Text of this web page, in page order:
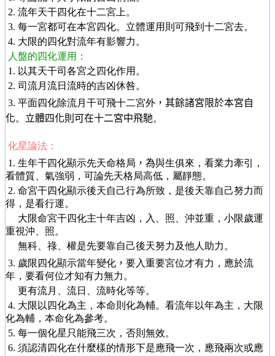
2. 流年天干四化在十二宮上。
3. 每一宮都可在本宮四化。立體運用則可飛到十二宮去。
4. 大限的四化對流年有影響力。
人盤的四化運用：
1. 以其天干司各宮之四化作用。
2. 司流月流日流時的吉凶休咎。
3. 平面四化除流月干可飛十二宮外 ，其餘諸宮限於本宮自
化。 立體四化則可在十二宮中飛馳。
化星論法：
1. 生年干四化顯示先天命格局 ，為與生俱來，看業力牽引，
看體質、氣強弱，可論先天格局高低，屬靜態。
2. 命宮干四化顯示後天自己行為所致，是後天靠自己努力而
得，是看行運。
大限命宮干四化主十年吉凶，入、照、沖並重，小限歲運
重視沖、照。
無科、祿、權是先要靠自己後天努力及他人助力。
3. 歲限四化顯示當年變化 ， 要入重要宮位才有力，應於流
年，要看何位才知有力無力。
更有流月、流日、流時化等等。
4. 大限以四化為主，本命則化為輔。看流年以年為主，大限
化為輔，本命化為參考。
5. 每一個化星只能飛三次，否則無效。
6. 須認清四化在什麼樣的情形下是應飛一次，應飛兩次或應